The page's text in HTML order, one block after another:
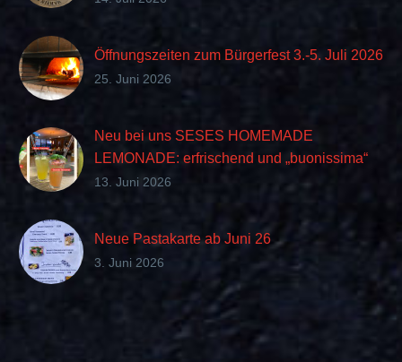
Öffnungszeiten zum Bürgerfest 3.-5. Juli 2026
25. Juni 2026
Neu bei uns SESES HOMEMADE
LEMONADE: erfrischend und „buonissima“
im Geschmack
13. Juni 2026
Neue Pastakarte ab Juni 26
3. Juni 2026